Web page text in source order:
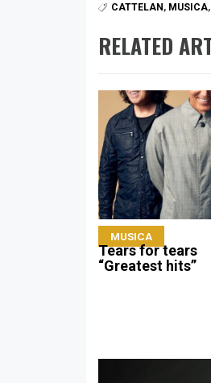
CATTELAN , MUSICA,
RELATED
MUSICA
Tears for tears
“Greatest hits”
Navigazione